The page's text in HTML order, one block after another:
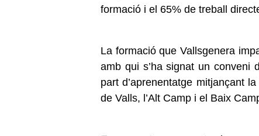
formació i el 65% de treball
La formació que Vallsgenera
amb qui s’ha signat un conveni
part d’aprenentatge mitjançant
de Valls, l’Alt Camp i el Baix